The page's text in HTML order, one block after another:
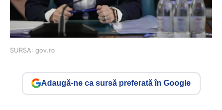
SURSA: gov.ro
Adaugă-ne ca sursă preferată în Google